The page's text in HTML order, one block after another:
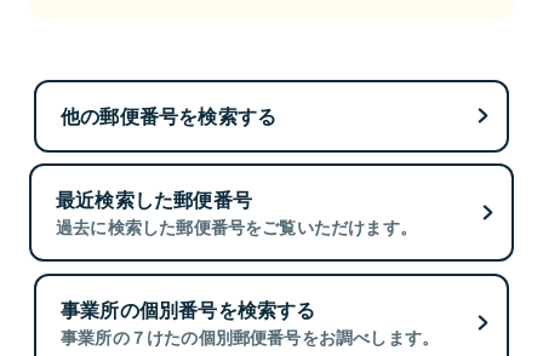
他の郵便番号を検索する
最近検索した郵便番号
過去に検索した郵便番号をご覧いただけます。
事業所の個別番号を検索する
事業所の７けたの個別郵便番号をお調べします。